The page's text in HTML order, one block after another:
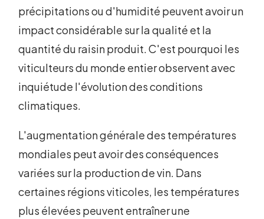
précipitations ou d'humidité peuvent avoir un
impact considérable sur la qualité et la
quantité du raisin produit. C'est pourquoi les
viticulteurs du monde entier observent avec
inquiétude l'évolution des conditions
climatiques.
L'augmentation générale des températures
mondiales peut avoir des conséquences
variées sur la production de vin. Dans
certaines régions viticoles, les températures
plus élevées peuvent entraîner une